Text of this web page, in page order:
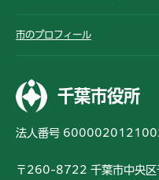
市のプロフィール
千葉市役所
法人番号
〒260-8722 千葉市中央区